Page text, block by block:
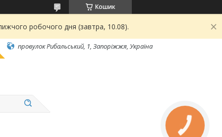
Кошик
робочого дня (завтра, 10.08).
провулок Рибальський, 1, Запоріжжя, Україна